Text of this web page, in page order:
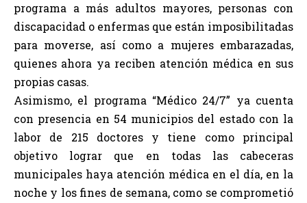
programa a más adultos mayores, personas con
discapacidad o enfermas que están imposibilitadas
para moverse, así como a mujeres embarazadas,
quienes ahora ya reciben atención médica en sus
propias casas.
Asimismo, el programa “Médico 24/7” ya cuenta
con presencia en 54 municipios del estado con la
labor de 215 doctores y tiene como principal
objetivo lograr que en todas las cabeceras
municipales haya atención médica en el día, en la
noche y los fines de semana, como se comprometió